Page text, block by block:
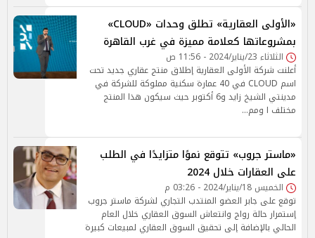
«الأولى العقارية» تطلق وحدات «CLOUD»
بمشروعاتها كعلامة مميزة في غرب القاهرة
الثلاثاء 23/يناير/2024 - 11:56 ص
أعلنت شركة الأولى العقارية إطلاق منتج عقاري جديد تحت
اسم CLOUD في 40 عمارة سكنية مملوكة للشركة في
مدينتي الشيخ زايد و6 أكتوبر حيث سيكون هذا المنتج
مختلف ا ومم…
«ماستر جروب» تتوقع نموًا متزايدًا في الطلب
على العقارات خلال 2024
الخميس 18/يناير/2024 - 03:26 م
توقع على جابر العضو المنتدب التجاري لشركة ماستر جروب
إستمرار حالة رواج وانتعاش السوق العقاري خلال العام
الحالي بالإضافة إلى تحقيق السوق العقاري لمبيعات كبيرة